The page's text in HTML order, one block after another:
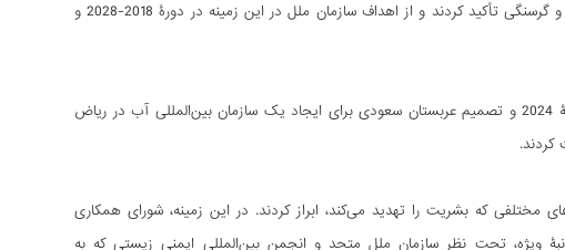
_ این کشورها بر نقش حیاتی آب برای دستیابی به اهداف توسعۀ پایدار و ریشه‌کنی فقر و گرسنگی تأکید کردند و از اهداف سازمان ملل در این زمینه در دورۀ 2018-2028 و
_ دو طرف از ابتکار «محمد بن زاید» و دولت امارات در راه‌اندازی ابتکار آب در 29 فوریۀ 2024 و تصمیم عربستان سعودی برای ایجاد یک سازمان بین‌المللی آب در ریاض
کردند.
که بشریت را تهدید می‌کند، ابراز کردند. در این زمینه، شورای همکاری
ویژه، تحت نظر سازمان ملل متحد و انجمن بین‌المللی ایمنی زیستی که به